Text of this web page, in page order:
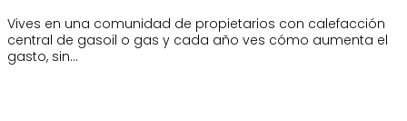
Vives en una comunidad de propietarios con calefacción
central de gasoil o gas y cada año ves cómo aumenta el
gasto, sin…